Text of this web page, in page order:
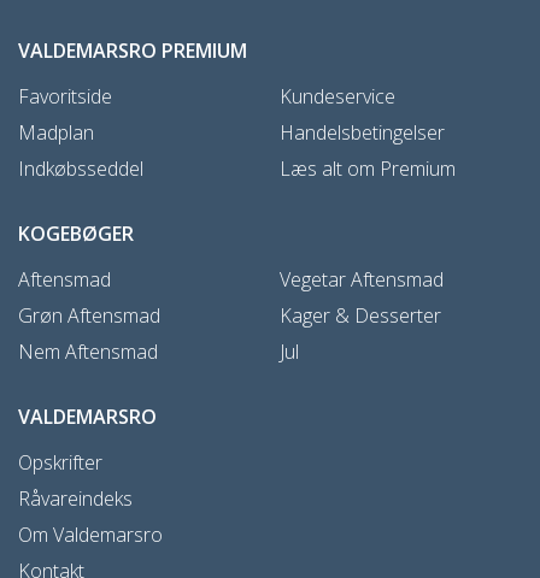
VALDEMARSRO PREMIUM
Favoritside
Madplan
Indkøbsseddel
Kundeservice
Handelsbetingelser
Læs alt om Premium
KOGEBØGER
Aftensmad
Grøn Aftensmad
Nem Aftensmad
Vegetar Aftensmad
Kager & Desserter
Jul
VALDEMARSRO
Opskrifter
Råvareindeks
Om Valdemarsro
Kontakt